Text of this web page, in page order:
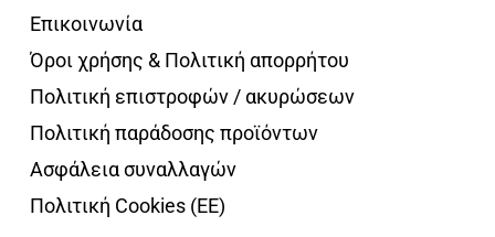
Επικοινωνία
Όροι χρήσης & Πολιτική απορρήτου
Πολιτική επιστροφών / ακυρώσεων
Πολιτική παράδοσης προϊόντων
Ασφάλεια συναλλαγών
Πολιτική Cookies (ΕΕ)